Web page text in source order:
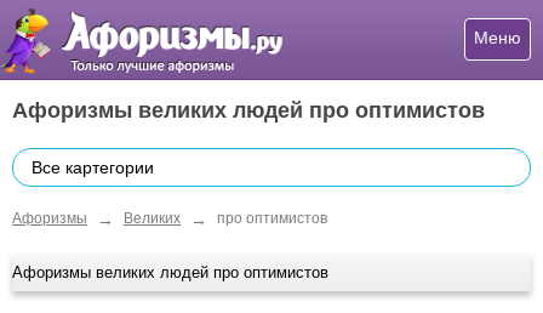
Меню
Афоризмы великих людей про оптимистов
Все картегории
Афоризмы → Великих → про оптимистов
Афоризмы великих людей про оптимистов